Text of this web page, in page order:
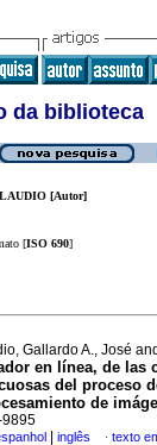
da biblioteca
[Autor]
[ISO 690]
Gallardo A., José
en línea, de las
del proceso
de
9895
inglês · texto